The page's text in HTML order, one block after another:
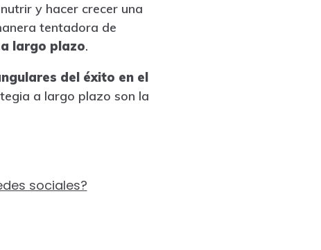
y hacer crecer una
tentadora de
largo plazo.
del éxito en el
a largo plazo son la
sociales?